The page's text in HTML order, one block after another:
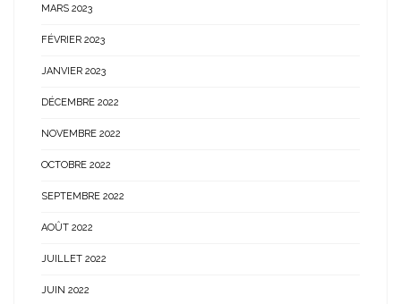
MARS 2023
FÉVRIER 2023
JANVIER 2023
DÉCEMBRE 2022
NOVEMBRE 2022
OCTOBRE 2022
SEPTEMBRE 2022
AOÛT 2022
JUILLET 2022
JUIN 2022